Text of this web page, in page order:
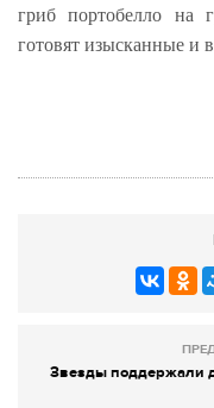
гриб портобелло на
готовят изысканные и
Звезды поддержали